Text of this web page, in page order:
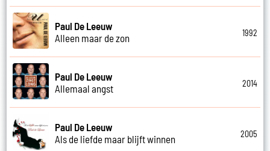
Paul De Leeuw
Alleen maar de zon
1992
Paul De Leeuw
Allemaal angst
2014
Paul De Leeuw
Als de liefde maar blijft winnen
2005